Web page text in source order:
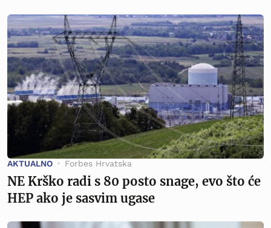
AKTUALNO Forbes Hrvatska
NE Krško radi s 80 posto snage, evo što će
HEP ako je sasvim ugase